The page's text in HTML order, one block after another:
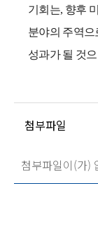
기회는, 향후
분야의 주역
성과가 될 것
첨부파일
첨부파일이(가)